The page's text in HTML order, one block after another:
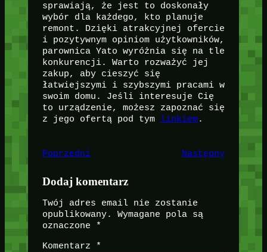
sprawiają, że jest to doskonały
wybór dla każdego, kto planuje
remont. Dzięki atrakcyjnej ofercie
i pozytywnym opiniom użytkowników,
parownica Yato wyróżnia się na tle
konkurencji. Warto rozważyć jej
zakup, aby cieszyć się
łatwiejszymi i szybszymi pracami w
swoim domu. Jeśli interesuje Cię
to urządzenie, możesz zapoznać się
z jego ofertą pod tym
linkiem.
Poprzedni Następny
Dodaj komentarz
Twój adres email nie zostanie
opublikowany.
Wymagane pola są
oznaczone
*
Komentarz *